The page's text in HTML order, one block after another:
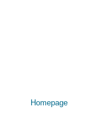
Homepage